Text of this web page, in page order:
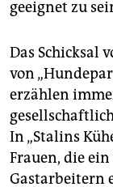
geeignet zu
Das Schicksal
von
erzählen
In „Stalins
Frauen, die
Gastarbeitern